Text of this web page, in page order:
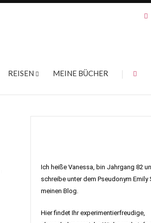
REISEN MEINE BÜCHER
Ich heiße Vanessa, bin Jahrgang 82
schreibe unter dem Pseudonym Emily
meinen Blog.
Hier findet Ihr experimentierfreudige,